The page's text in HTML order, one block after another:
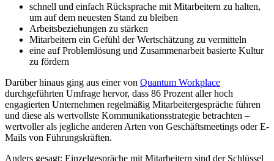
schnell und einfach Rücksprache mit Mitarbeitern zu halten,
um auf dem neuesten Stand zu bleiben
Arbeitsbeziehungen zu stärken
Mitarbeitern ein Gefühl der Wertschätzung zu vermitteln
eine auf Problemlösung und Zusammenarbeit basierte Kultur
zu fördern
Darüber hinaus ging aus einer von Quantum Workplace
durchgeführten Umfrage hervor, dass 86 Prozent aller hoch
engagierten Unternehmen regelmäßig Mitarbeitergespräche führen
und diese als wertvollste Kommunikationsstrategie betrachten –
wertvoller als jegliche anderen Arten von Geschäftsmeetings oder E-
Mails von Führungskräften.
Anders gesagt: Einzelgespräche mit Mitarbeitern sind der Schlüssel